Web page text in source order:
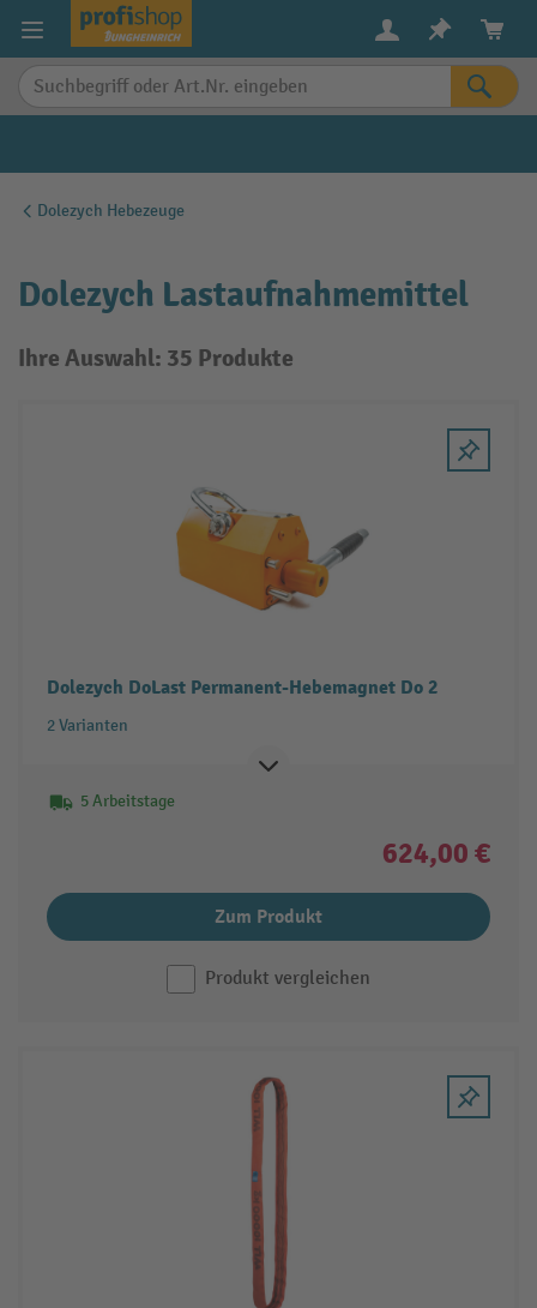
springen
Dolezych Hebezeuge
Dolezych Lastaufnahmemittel
Ihre Auswahl: 35 Produkte
Dolezych DoLast Permanent-Hebemagnet Do 2
2 Varianten
5 Arbeitstage
624,00 €
Zum Produkt
Produkt vergleichen